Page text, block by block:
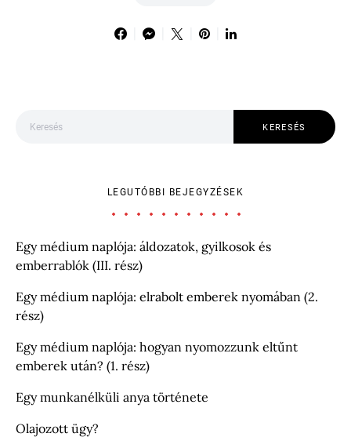
KERESÉS
LEGUTÓBBI BEJEGYZÉSEK
Egy médium naplója: áldozatok, gyilkosok és
emberrablók (III. rész)
Egy médium naplója: elrabolt emberek nyomában (2.
rész)
Egy médium naplója: hogyan nyomozzunk eltűnt
emberek után? (1. rész)
Egy munkanélküli anya története
Olajozott ügy?